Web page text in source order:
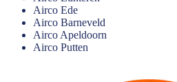
Airco Ede
Airco Barneveld
Airco Apeldoorn
Airco Putten